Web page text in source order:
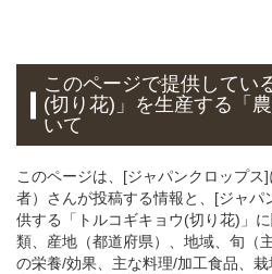
このページで提供してい
(切り花)」 を生産する 「
いて
このページは、[ジャパンクロップ
者）さんが投稿する情報と、[ジャパ
供する「トルコギキョウ(切り花)」
類、産地（都道府県）、地域、旬（
の栄養/効果、主な料理/加工食品、